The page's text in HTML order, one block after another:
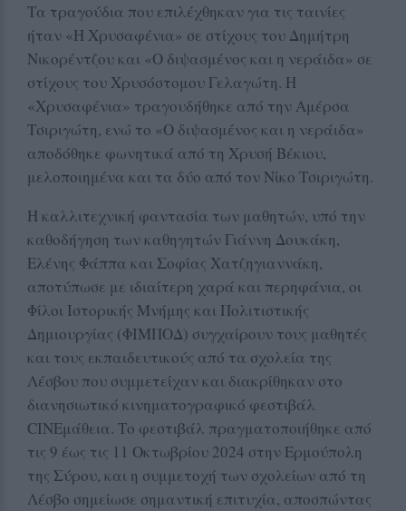
Τα τραγούδια που επιλέχθηκαν για τις ταινίες
ήταν «Η Χρυσαφένια» σε στίχους του Δημήτρη
Νικορέντζου και «Ο διψασμένος και η νεράιδα» σε
στίχους του Χρυσόστομου Γελαγώτη. Η
«Χρυσαφένια» τραγουδήθηκε από την Αμέρσα
Τσιριγώτη, ενώ το «Ο διψασμένος και η νεράιδα»
αποδόθηκε φωνητικά από τη Χρυσή Βέκιου,
μελοποιημένα και τα δύο από τον Νίκο Τσιριγώτη.
Η καλλιτεχνική φαντασία των μαθητών, υπό την
καθοδήγηση των καθηγητών Γιάννη Δουκάκη,
Ελένης Φάππα και Σοφίας Χατζηγιαννάκη,
αποτύπωσε με ιδιαίτερη χαρά και περηφάνια, οι
Φίλοι Ιστορικής Μνήμης και Πολιτιστικής
Δημιουργίας (ΦΙΜΠΟΔ) συγχαίρουν τους μαθητές
και τους εκπαιδευτικούς από τα σχολεία της
Λέσβου που συμμετείχαν και διακρίθηκαν στο
διανησιωτικό κινηματογραφικό φεστιβάλ
CINEμάθεια. Το φεστιβάλ πραγματοποιήθηκε από
τις 9 έως τις 11 Οκτωβρίου 2024 στην Ερμούπολη
της Σύρου, και η συμμετοχή των σχολείων από τη
Λέσβο σημείωσε σημαντική επιτυχία, αποσπώντας